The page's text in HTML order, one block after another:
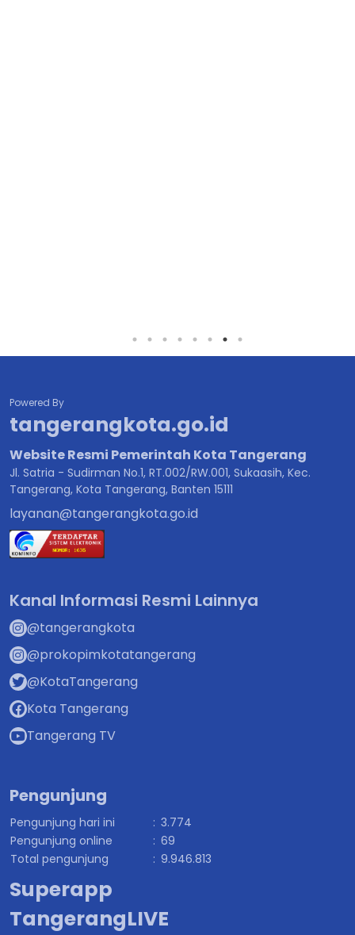
Powered By
tangerangkota.go.id
Website Resmi Pemerintah Kota Tangerang
Jl. Satria - Sudirman No.1, RT.002/RW.001, Sukaasih, Kec.
Tangerang, Kota Tangerang, Banten 15111
layanan@tangerangkota.go.id
Kanal Informasi Resmi Lainnya
@tangerangkota
@prokopimkotatangerang
@KotaTangerang
Kota Tangerang
Tangerang TV
Pengunjung
Pengunjung hari ini : 3.774
Pengunjung online
: 69
Total pengunjung
: 9.946.813
Superapp
TangerangLIVE